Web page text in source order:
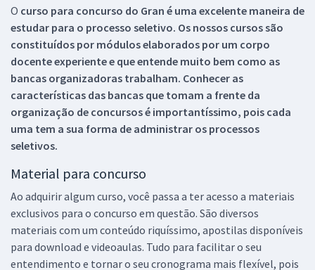
O curso para concurso do Gran é uma excelente maneira de
estudar para o processo seletivo. Os nossos cursos são
constituídos por módulos elaborados por um corpo
docente experiente e que entende muito bem como as
bancas organizadoras trabalham. Conhecer as
características das bancas que tomam a frente da
organização de concursos é importantíssimo, pois cada
uma tem a sua forma de administrar os processos
seletivos.
Material para concurso
Ao adquirir algum curso, você passa a ter acesso a materiais
exclusivos para o concurso em questão. São diversos
materiais com um conteúdo riquíssimo, apostilas disponíveis
para download e videoaulas. Tudo para facilitar o seu
entendimento e tornar o seu cronograma mais flexível, pois